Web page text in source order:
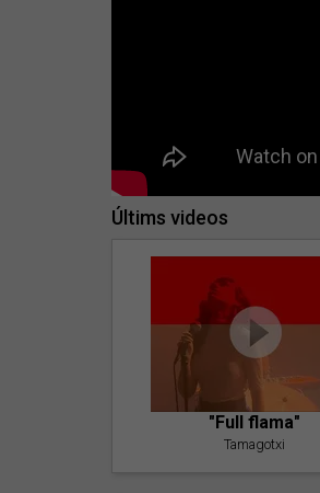
Últims videos
"Full flama"
Tamagotxi